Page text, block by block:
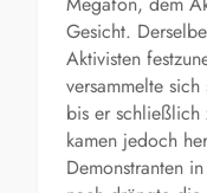
Gesicht.
Aktivisten
versammelte
bis er schließlich
kamen jedoch
Demonstranten